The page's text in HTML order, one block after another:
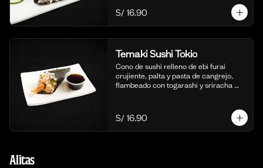
S/ 16.90
Temaki Sushi Tokio
Cono de sushi relleno de ebi furai
crujiente, palta y pasta de cangrejo,
flambeado con togarashi y sriracha
S/ 16.90
Alitas